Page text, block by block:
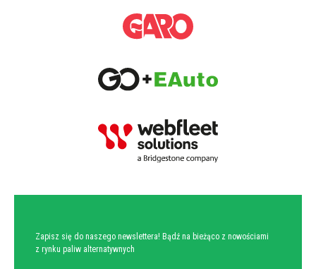
Zapisz się do naszego newslettera! Bądź na bieżąco z nowościami
z rynku paliw alternatywnych